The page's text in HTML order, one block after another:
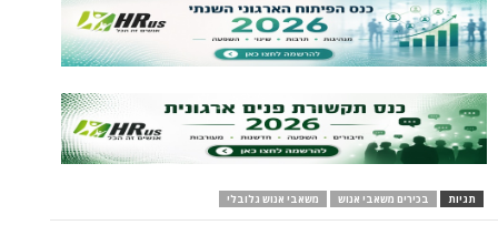
משאבי אנוש משאבי אנוש גלובלי